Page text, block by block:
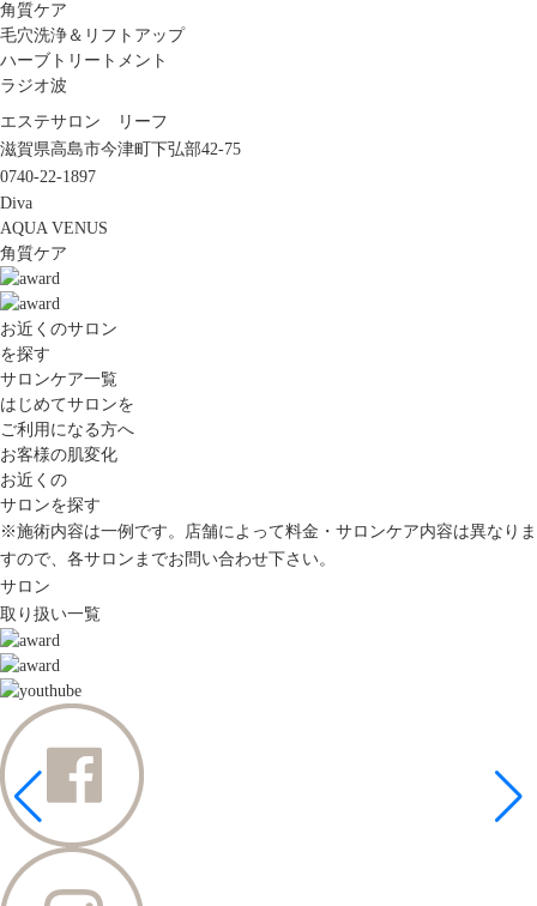
角質ケア
毛穴洗浄＆リフトアップ
ハーブトリートメント
ラジオ波
エステサロン リーフ
滋賀県高島市今津町下弘部42-75
0740-22-1897
Diva
AQUA VENUS
角質ケア
お近くのサロン
を探す
サロンケア一覧
はじめてサロンを
ご利用になる方へ
お客様の肌変化
お近くの
サロンを探す
※施術内容は一例です。店舗によって料金・サロンケア内容は異なりま
すので、各サロンまでお問い合わせ下さい。
サロン
取り扱い一覧